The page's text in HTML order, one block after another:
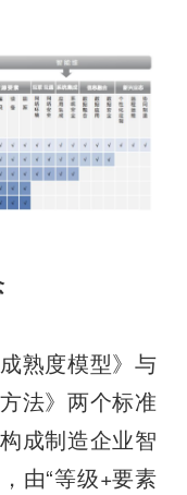
熟度模型》与
法》两个标准
成制造企业智
由“等级+要素